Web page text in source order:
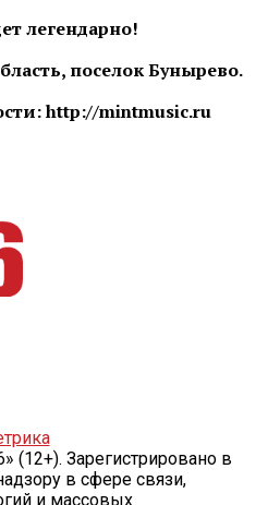
легендарно!
поселок Бунырево.
http://mintmusic.ru
(12+). Зарегистрировано в
в сфере связи,
и массовых